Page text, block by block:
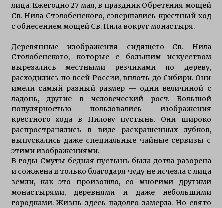
лица. Ежегодно 27 мая, в праздник Обретения мощей
Св. Нила Столобенского, совершались крестный ход
с обнесением мощей Св. Нила вокруг монастыря.
Деревянные изображения сидящего Св. Нила
Столобенского, которые с большим искусством
вырезались местными резчиками по дереву,
расходились по всей России, вплоть до Сибири. Они
имели самый разный размер — одни величиной с
ладонь, другие в человеческий рост. Большой
популярностью пользовались изображения
крестного хода в Нилову пустынь. Они широко
распространялись в виде раскрашенных лубков,
выпускались даже специальные чайные сервизы с
этими изображениями.
В годы Смуты бедная пустынь была дотла разорена
и сожжена и только благодаря чуду не исчезла с лица
земли, как это произошло, со многими другими
монастырями, деревнями и даже небольшими
городками. Жизнь здесь надолго замерла. Но свято